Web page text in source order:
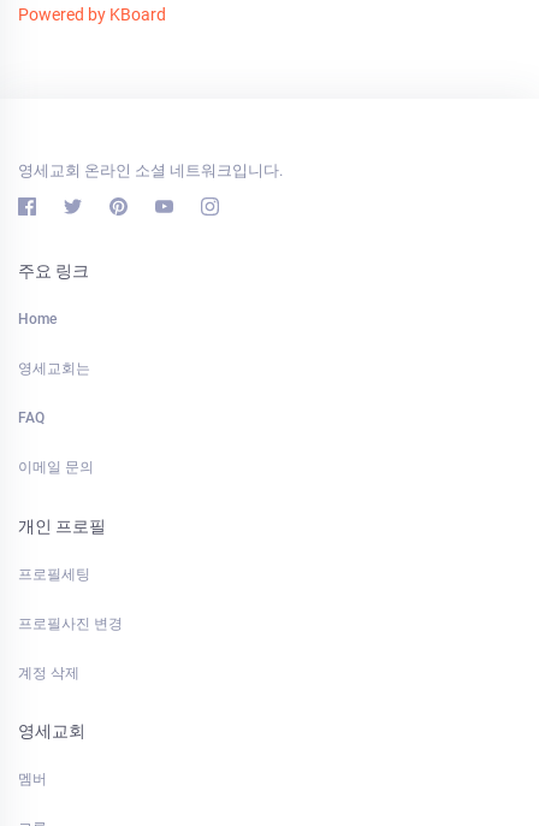
Powered by KBoard
영세교회 온라인 소셜 네트워크입니다.
주요 링크
Home
영세교회는
FAQ
이메일 문의
개인 프로필
프로필세팅
프로필사진 변경
계정 삭제
영세교회
멤버